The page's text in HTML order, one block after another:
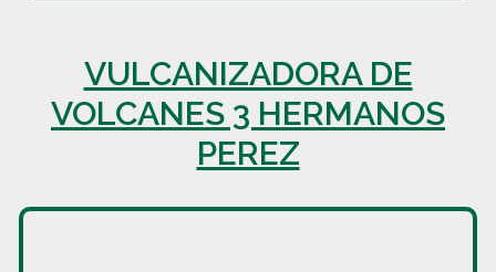
VULCANIZADORA DE
VOLCANES 3 HERMANOS
PEREZ